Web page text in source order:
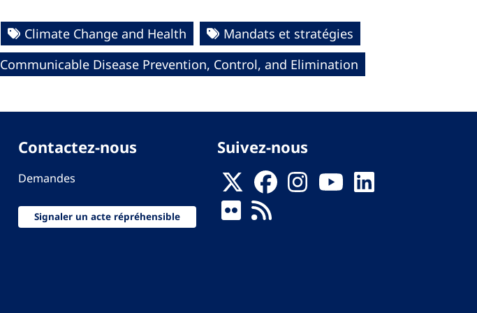
Climate Change and Health
Mandats et stratégies
Communicable Disease Prevention, Control, and Elimination
Contactez-nous
Demandes
Signaler un acte répréhensible
Suivez-nous